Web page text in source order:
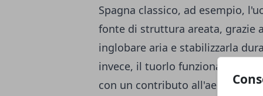
Spagna classico, ad esempio,
fonte di struttura areata, grazie
inglobare aria e stabilizzarla
invece, il tuorlo funziona
con un contributo all'aerazione